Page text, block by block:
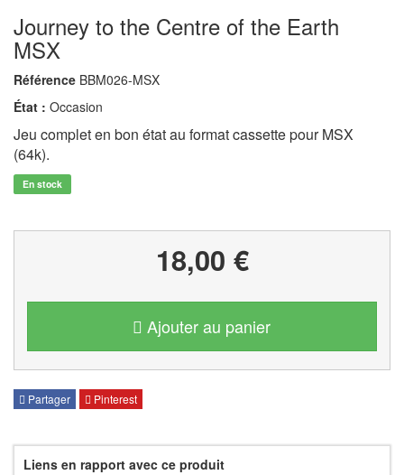
Journey to the Centre of the Earth
MSX
Référence BBM026-MSX
État : Occasion
Jeu complet en bon état au format cassette pour MSX
(64k).
En stock
18,00 €
Ajouter au panier
Partager Pinterest
Liens en rapport avec ce produit